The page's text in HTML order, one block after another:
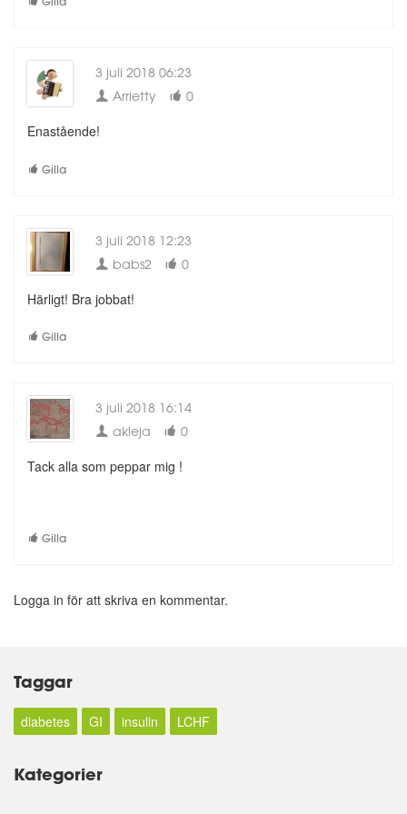
3 juli 2018 06:23
Arrietty
0
Enastående!
Gilla
3 juli 2018 12:23
babs2
0
Härligt! Bra jobbat!
Gilla
3 juli 2018 16:14
akleja
0
Tack alla som peppar mig !
Gilla
Logga in för att skriva en kommentar.
Taggar
diabetes GI insulin LCHF
Kategorier